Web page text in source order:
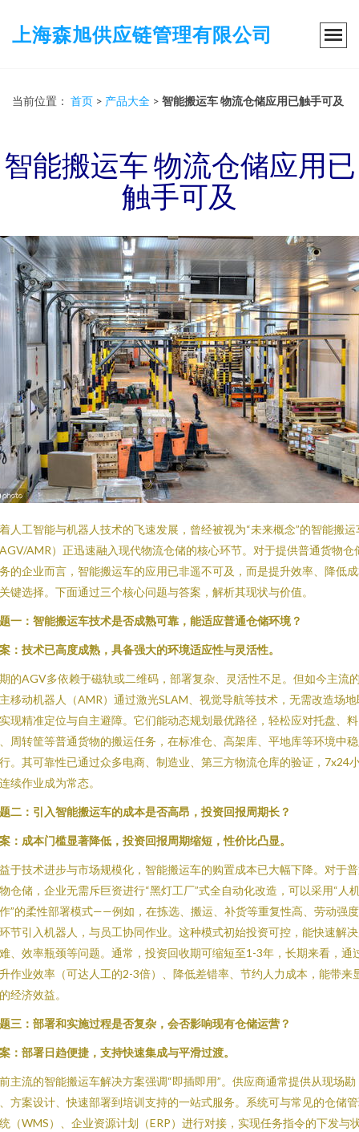
上海森旭供应链管理有限公司
当前位置： 首页 > 产品大全 > 智能搬运车 物流仓储应用已触手可及
智能搬运车 物流仓储应用已
触手可及
人工智能与机器人技术的飞速发展，曾经被视为“未来概念”的智能搬运
AMR）正迅速融入现代物流仓储的核心环节。对于提供普通货物仓
的企业而言，智能搬运车的应用已非遥不可及，而是提升效率、降低
键选择。下面通过三个核心问题与答案，解析其现状与价值。
一：智能搬运车技术是否成熟可靠，能适应普通仓储环境？
：技术已高度成熟，具备强大的环境适应性与灵活性。
的AGV多依赖于磁轨或二维码，部署复杂、灵活性不足。但如今主流
移动机器人（AMR）通过激光SLAM、视觉导航等技术，无需改造场地
现精准定位与自主避障。它们能动态规划最优路径，轻松应对托盘、料
周转筐等普通货物的搬运任务，在标准仓、高架库、平地库等环境中
。其可靠性已通过众多电商、制造业、第三方物流仓库的验证，7x24
续作业成为常态。
二：引入智能搬运车的成本是否高昂，投资回报周期长？
：成本门槛显著降低，投资回报周期缩短，性价比凸显。
于技术进步与市场规模化，智能搬运车的购置成本已大幅下降。对于
仓储，企业无需斥巨资进行“黑灯工厂”式全自动化改造，可以采用“人
”的柔性部署模式——例如，在拣选、搬运、补货等重复性高、劳动强
节引入机器人，与员工协同作业。这种模式初始投资可控，能快速解
、效率瓶颈等问题。通常，投资回收期可缩短至1-3年，长期来看，通
作业效率（可达人工的2-3倍）、降低差错率、节约人力成本，能带来
经济效益。
三：部署和实施过程是否复杂，会否影响现有仓储运营？
：部署日趋便捷，支持快速集成与平滑过渡。
主流的智能搬运车解决方案强调“即插即用”。供应商通常提供从现场勘
方案设计、快速部署到培训支持的一站式服务。系统可与常见的仓储
（WMS）、企业资源计划（ERP）进行对接，实现任务指令的下发与